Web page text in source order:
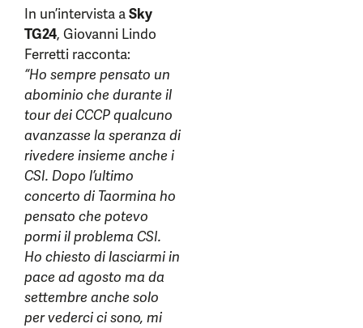
In un’intervista aSky
TG24, Giovanni Lindo
Ferretti racconta:
“Ho sempre pensato un
abominio che durante il
tour dei CCCP qualcuno
avanzasse la speranza di
rivedere insieme anche i
CSI. Dopo l’ultimo
concerto di Taormina ho
pensato che potevo
pormi il problema CSI.
Ho chiesto di lasciarmi in
pace ad agosto ma da
settembre anche solo
per vederci ci sono, mi